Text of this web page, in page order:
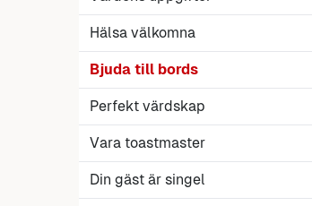
Hälsa välkomna
Bjuda till bords
Perfekt värdskap
Vara toastmaster
Din gäst är singel